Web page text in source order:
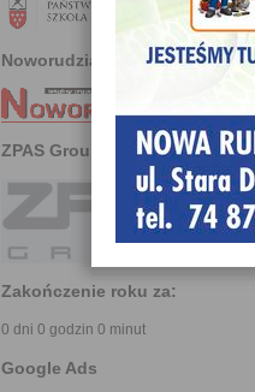
Noworudzianin
ZPAS Group
Zakończenie roku za:
0 dni 0 godzin 0 minut
Google Ads